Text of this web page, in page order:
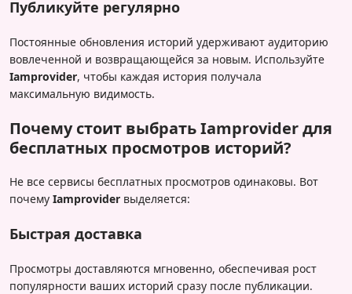
Публикуйте регулярно
Постоянные обновления историй удерживают аудиторию
вовлеченной и возвращающейся за новым. Используйте
Iamprovider, чтобы каждая история получала
максимальную видимость.
Почему стоит выбрать Iamprovider для
бесплатных просмотров историй?
Не все сервисы бесплатных просмотров одинаковы. Вот
почему Iamprovider выделяется:
Быстрая доставка
Просмотры доставляются мгновенно, обеспечивая рост
популярности ваших историй сразу после публикации.